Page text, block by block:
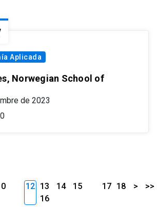
Aplicada
Norwegian School of
de 2023
12 13 14
15
16
17 18 > >>